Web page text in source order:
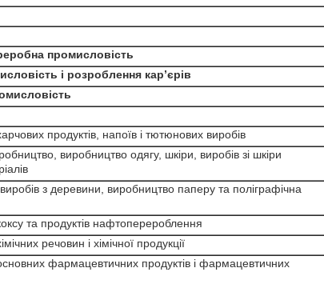
промисловість
і розроблення кар’єрів
продуктів, напоїв і тютюнових виробів
виробництво одягу, шкіри, виробів зі шкіри
з деревини, виробництво паперу та поліграфічна
та продуктів нафтоперероблення
речовин і хімічної продукції
фармацевтичних продуктів і фармацевтичних